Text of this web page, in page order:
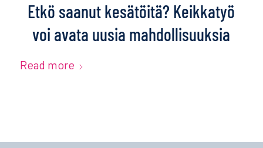
Etkö saanut kesätöitä? Keikkatyö
voi avata uusia mahdollisuuksia
Read more